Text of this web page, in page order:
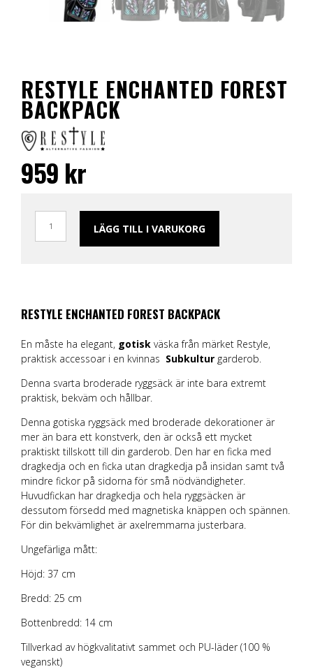
RESTYLE ENCHANTED FOREST
BACKPACK
959 kr
LÄGG TILL I VARUKORG
RESTYLE ENCHANTED FOREST BACKPACK
En måste ha elegant, gotisk väska från märket Restyle,
praktisk accessoar i en kvinnas Subkultur garderob.
Denna svarta broderade ryggsäck är inte bara extremt
praktisk, bekväm och hållbar.
Denna gotiska ryggsäck med broderade dekorationer är
mer än bara ett konstverk, den är också ett mycket
praktiskt tillskott till din garderob. Den har en ficka med
dragkedja och en ficka utan dragkedja på insidan samt två
mindre fickor på sidorna för små nödvändigheter.
Huvudfickan har dragkedja och hela ryggsäcken är
dessutom försedd med magnetiska knäppen och spännen.
För din bekvämlighet är axelremmarna justerbara.
Ungefärliga mått:
Höjd: 37 cm
Bredd: 25 cm
Bottenbredd: 14 cm
Tillverkad av högkvalitativt sammet och PU-läder (100 %
veganskt)